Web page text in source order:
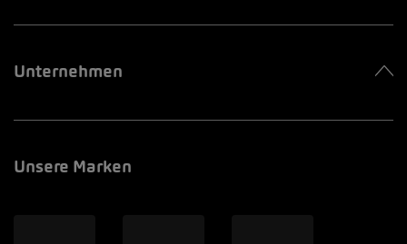
Unternehmen
Unsere Marken